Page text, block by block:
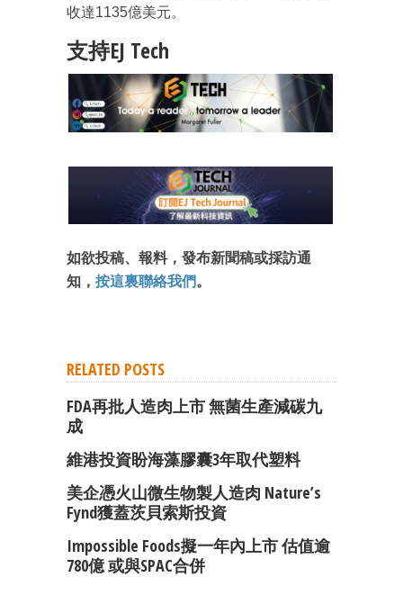
收達1135億美元。
支持EJ Tech
如欲投稿、報料，發布新聞稿或採訪通
知， 按這裏聯絡我們。
RELATED POSTS
FDA再批人造肉上市 無菌生產減碳九
成
維港投資盼海藻膠囊3年取代塑料
美企憑火山微生物製人造肉 Nature’s
Fynd獲蓋茨貝索斯投資
Impossible Foods擬一年內上市 估值逾
780億 或與SPAC合併
成為 EJ Tech 會員
最新資訊（附創業懶人包）